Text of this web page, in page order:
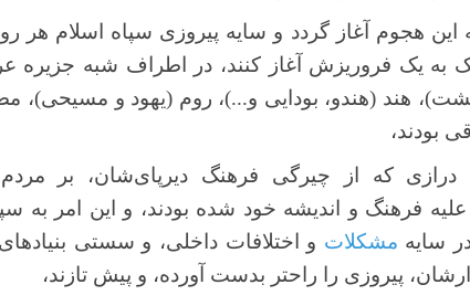
این هجوم آغاز گردد و سایه پیروزی سپاه اسلام هر
به یک فروریزش آغاز کنند، در اطراف شبه جزیره
هند (هندو، بودایی و...)، روم (یهود و مسیحی)،
بودند،
که از چیرگی فرهنگ دیرپای‌شان، بر
فرهنگ و اندیشه خود شده بودند، و این امر به
سایه مشکلات و اختلافات داخلی، و سستی
پیروزی را راحتر بدست آورده، و پیش تازند،